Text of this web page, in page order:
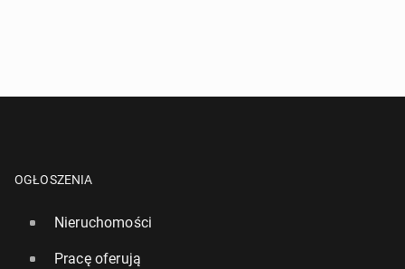
OGŁOSZENIA
Nieruchomości
Pracę oferują